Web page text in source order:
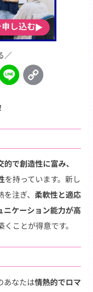
／
Line
的で創造性に富み、
を持っています。新し
注ぎ、 柔軟性と適応
ニケーション能力が高
ことが得意です。
あなたは情熱的でロマ